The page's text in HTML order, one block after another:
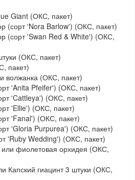
Giant (ОКС, пакет)
(сорт 'Nora Barlow') (ОКС, пакет)
(сорт 'Swan Red & White') (ОКС,
(ОКС, пакет)
пакет)
волжанка (ОКС, пакет)
'Anita Pfeifer') (ОКС, пакет)
'Cattleya') (ОКС, пакет)
'Ellie') (ОКС, пакет)
'Fanal') (ОКС, пакет)
'Gloria Purpurea') (ОКС, пакет)
'Ruby Wedding') (ОКС, пакет)
или фиолетовая орхидея (ОКС,
Капский гиацинт 3 штуки (ОКС,